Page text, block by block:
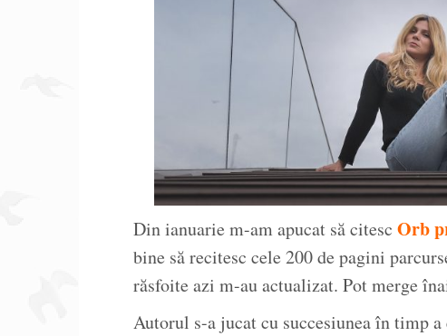
Din ianuarie m-am apucat să citesc Orb
bine să recitesc cele 200 de pagini
răsfoite azi m-au actualizat. Pot merge
Autorul s-a jucat cu succesiunea în timp